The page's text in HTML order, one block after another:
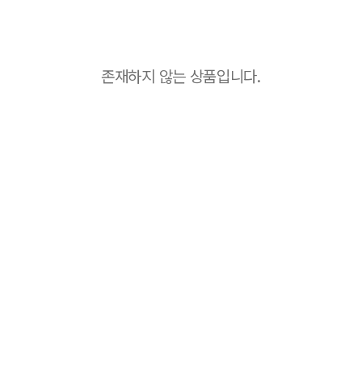
존재하지 않는 상품입니다.